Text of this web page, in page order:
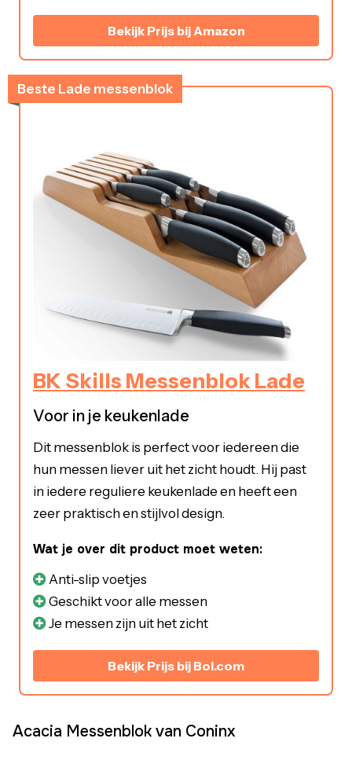
Bekijk Prijs bij Amazon
Beste Lade messenblok
BK Skills Messenblok Lade
Voor in je keukenlade
Dit messenblok is perfect voor iedereen die
hun messen liever uit het zicht houdt. Hij past
in iedere reguliere keukenlade en heeft een
zeer praktisch en stijlvol design.
Wat je over dit product moet weten:
Anti-slip voetjes
Geschikt voor alle messen
Je messen zijn uit het zicht
Bekijk Prijs bij Bol.com
Acacia Messenblok van Coninx